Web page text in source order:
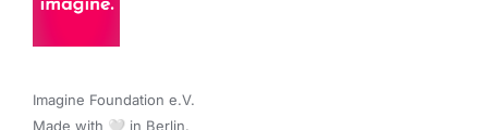
Imagine Foundation e.V.
Made with 🤍 in Berlin.